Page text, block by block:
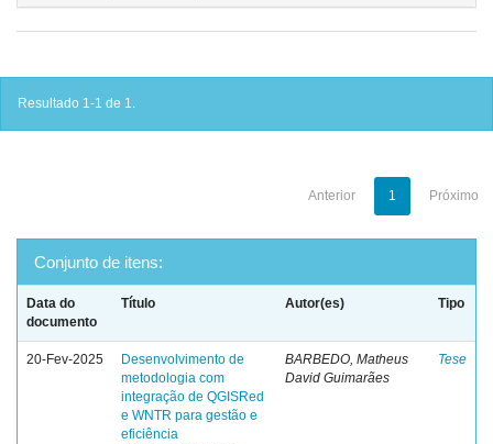
Resultado 1-1 de 1.
Anterior 1 Próximo
Conjunto de itens:
Data do
documento
Título Autor(es) Tipo
20-Fev-2025
Desenvolvimento de
metodologia com
integração de QGISRed
e WNTR para gestão e
eficiência
BARBEDO, Matheus
David Guimarães
Tese